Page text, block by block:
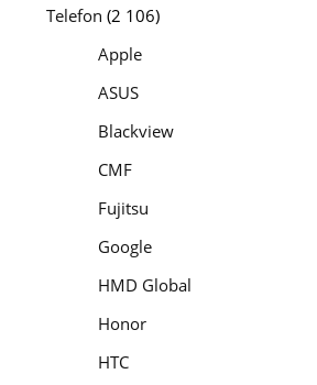
Telefon (2 106)
Apple
ASUS
Blackview
CMF
Fujitsu
Google
HMD Global
Honor
HTC